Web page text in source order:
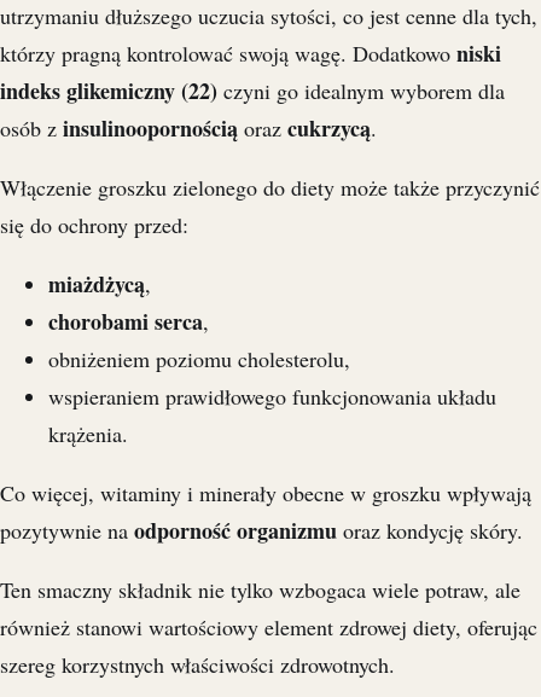
utrzymaniu dłuższego uczucia sytości, co jest cenne dla tych,
którzy pragną kontrolować swoją wagę. Dodatkowo niski
indeks glikemiczny (22) czyni go idealnym wyborem dla
osób z insulinoopornością oraz cukrzycą.
Włączenie groszku zielonego do diety może także przyczynić
się do ochrony przed:
miażdżycą,
chorobami serca,
obniżeniem poziomu cholesterolu,
wspieraniem prawidłowego funkcjonowania układu
krążenia.
Co więcej, witaminy i minerały obecne w groszku wpływają
pozytywnie na odporność organizmu oraz kondycję skóry.
Ten smaczny składnik nie tylko wzbogaca wiele potraw, ale
również stanowi wartościowy element zdrowej diety, oferując
szereg korzystnych właściwości zdrowotnych.